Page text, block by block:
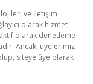
ve İletişim
olarak hizmet
olarak denetleme
Ancak, üyelerimiz
siteye üye olarak